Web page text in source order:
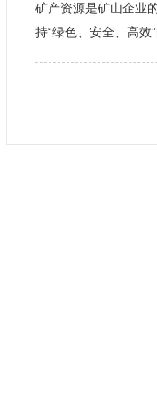
矿产资源是矿山企业
持“绿色、安全、高